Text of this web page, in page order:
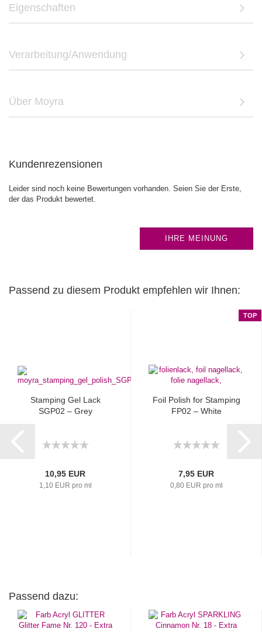
Eigenschaften
Verarbeitung/Anwendung
Über Moyra
Kundenrezensionen
Leider sind noch keine Bewertungen vorhanden. Seien Sie der Erste,
der das Produkt bewertet.
IHRE MEINUNG
Passend zu diesem Produkt empfehlen wir Ihnen:
Stamping Gel Lack
SGP02 – Grey
10,95 EUR
1,10 EUR pro ml
TOP
Foil Polish for Stamping
FP02 – White
7,95 EUR
0,80 EUR pro ml
Passend dazu: